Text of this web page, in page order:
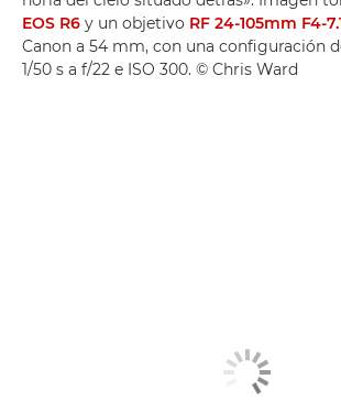
EOS R6 y un objetivo RF 24-105mm F4-
Canon a 54 mm, con una configuración
1/50 s a f/22 e ISO 300. © Chris Ward